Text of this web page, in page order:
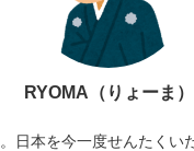
RYOMA（りょーま）
日本を今一度せんたくい